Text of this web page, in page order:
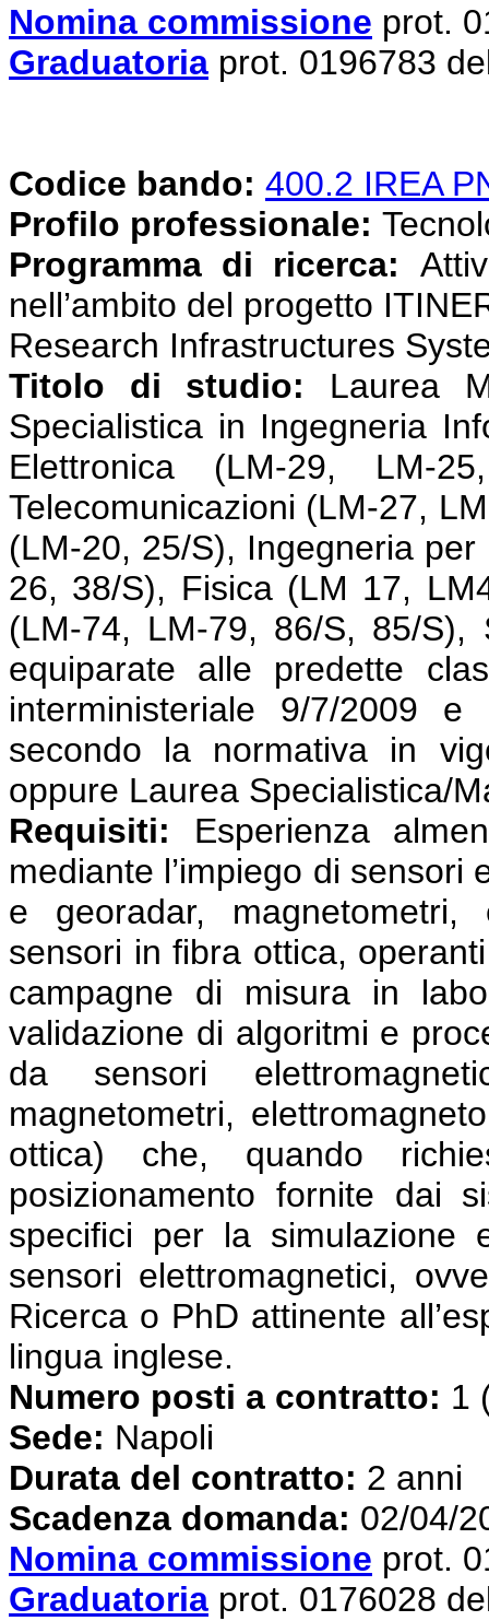
Nomina commissione prot.
Graduatoria prot. 0196783
Codice bando: 400.2 IREA
Profilo professionale:
Programma di ricerca:
nell’ambito del progetto
Research Infrastructures
Titolo di studio: Laurea
Specialistica in Ingegneria
Elettronica (LM-29, LM-
Telecomunicazioni (LM-27,
(LM-20, 25/S), Ingegneria per
26, 38/S), Fisica (LM 17,
(LM-74, LM-79, 86/S, 85/S),
equiparate alle predette
interministeriale 9/7/2009 e
secondo la normativa in
oppure Laurea Specialistica/
Requisiti: Esperienza
mediante l’impiego di
e georadar, magnetometri,
sensori in fibra ottica,
campagne di misura in
validazione di algoritmi e
da sensori
magnetometri,
ottica) che, quando
posizionamento fornite dai
specifici per la simulazione
sensori elettromagnetici,
Ricerca o PhD attinente
lingua inglese.
Numero posti a contratto: 1
Sede: Napoli
Durata del contratto: 2 anni
Scadenza domanda: 02/04/
Nomina commissione prot.
Graduatoria prot. 0176028